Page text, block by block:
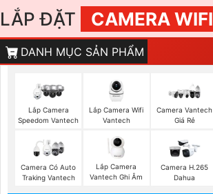
LẮP ĐẶT CAMERA WIFI
DANH MỤC SẢN PHẨM
Lắp Camera
Speedom Vantech
Lắp Camera Wifi
Vantech
Camera Vantech
Giá Rẻ
Camera Có Auto
Traking Vantech
Lắp Camera
Vantech Ghi Âm
Camera H.265
Dahua